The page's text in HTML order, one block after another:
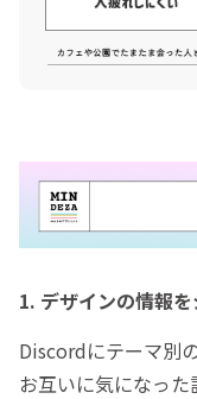
1. デザインの情報
Discordにテーマ別
お互いに気になっ